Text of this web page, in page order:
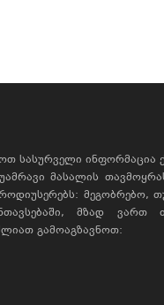
სასურველი ინფორმაცია
მასალის
მეგობრებო,
მზად ვართ
გამოაგზავნოთ: